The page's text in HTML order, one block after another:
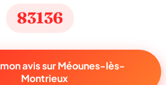
83136
avis sur Méounes-lès-
Montrieux